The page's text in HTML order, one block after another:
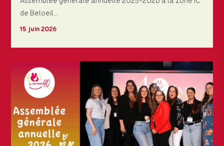
de Beloeil...
15 juin 2026